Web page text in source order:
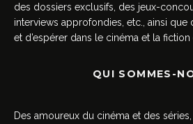
des dossiers exclusifs, des jeux-
interviews approfondies, etc., ainsi que
et d’espérer dans le cinéma et la fiction
QUI SOMMES-
Des amoureux du cinéma et des